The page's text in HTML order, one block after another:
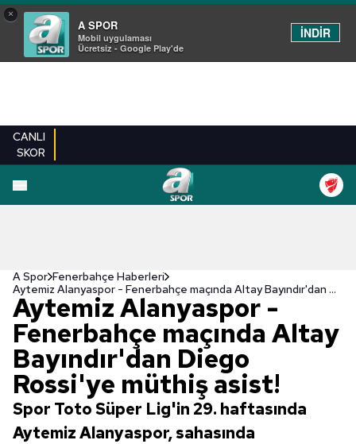
×
A SPOR
Mobil uygulaması
Ücretsiz - Google Play'de
İNDİR
CANLI
SKOR
A Spor Fenerbahçe Haberleri
Aytemiz Alanyaspor - Fenerbahçe maçında Altay Bayındır'dan Diego Rossi'ye müthiş asist!
Aytemiz Alanyaspor -
Fenerbahçe maçında Altay
Bayındır'dan Diego
Rossi'ye müthiş asist!
Spor Toto Süper Lig'in 29. haftasında
Aytemiz Alanyaspor, sahasında